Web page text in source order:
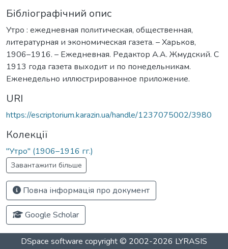
Бібліографічний опис
Утро : ежедневная политическая, общественная,
литературная и экономическая газета. – Харьков,
1906–1916. – Ежедневная. Редактор А.А. Жмудский. С
1913 года газета выходит и по понедельникам.
Еженедельно иллюстрированное приложение.
URI
https://escriptorium.karazin.ua/handle/1237075002/3980
Колекції
"Утро" (1906–1916 гг.)
Завантажити більше
Повна інформація про документ
Google Scholar
DSpace software copyright © 2002-2026 LYRASIS